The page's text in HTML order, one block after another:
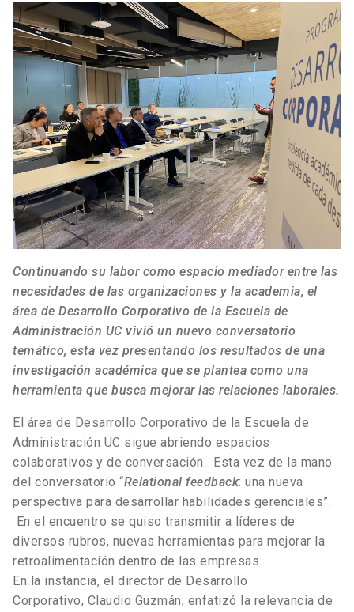
Continuando su labor como espacio mediador entre las
necesidades de las organizaciones y la academia, el
área de Desarrollo Corporativo de la Escuela de
Administración UC vivió un nuevo conversatorio
temático, esta vez presentando los resultados de una
investigación académica que se plantea como una
herramienta que busca mejorar las relaciones laborales.
El área de Desarrollo Corporativo de la Escuela de
Administración UC sigue abriendo espacios
colaborativos y de conversación. Esta vez de la mano
del conversatorio “Relational feedback: una nueva
perspectiva para desarrollar habilidades gerenciales”.
En el encuentro se quiso transmitir a líderes de
diversos rubros, nuevas herramientas para mejorar la
retroalimentación dentro de las empresas.
En la instancia, el director de Desarrollo
Corporativo, Claudio Guzmán, enfatizó la relevancia de